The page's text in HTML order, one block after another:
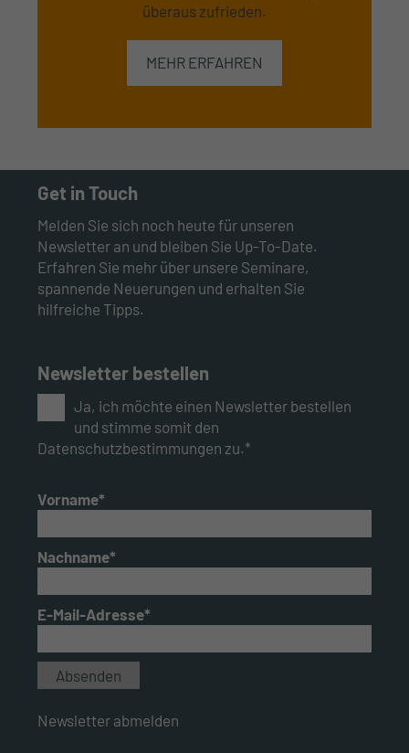
überaus zufrieden.
MEHR ERFAHREN
Get in Touch
Melden Sie sich noch heute für unseren
Newsletter an und bleiben Sie Up-To-Date.
Erfahren Sie mehr über unsere Seminare,
spannende Neuerungen und erhalten Sie
hilfreiche Tipps.
Newsletter bestellen
Ja, ich möchte einen Newsletter bestellen
und stimme somit den
Datenschutzbestimmungen zu.*
Vorname*
Nachname*
E-Mail-Adresse*
Newsletter abmelden